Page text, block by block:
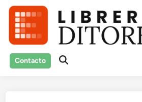
Saltar
contenido
Contacto
Abrir